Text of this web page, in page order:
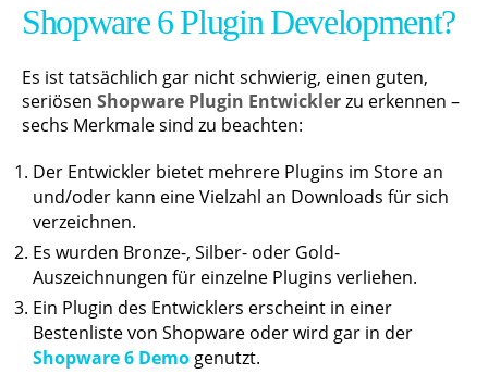
Shopware 6 Plugin Development?
Es ist tatsächlich gar nicht schwierig, einen guten,
seriösen Shopware Plugin Entwicklerzu erkennen –
sechs Merkmale sind zu beachten:
Der Entwickler bietet mehrere Plugins im Store an
und/oder kann eine Vielzahl an Downloads für sich
verzeichnen.
Es wurden Bronze-, Silber- oder Gold-
Auszeichnungen für einzelne Plugins verliehen.
Ein Plugin des Entwicklers erscheint in einer
Bestenliste von Shopware oder wird gar in der
Shopware 6 Demo genutzt.